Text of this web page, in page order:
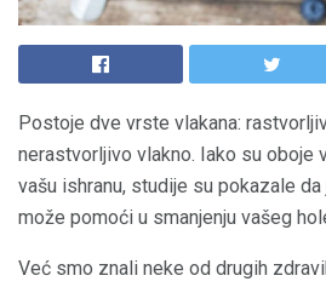
Postoje dve vrste vlakana:
nerastvorljivo vlakno. Iako su oboje
vašu ishranu, studije su pokazale
može pomoći u smanjenju vašeg
Već smo znali neke od drugih